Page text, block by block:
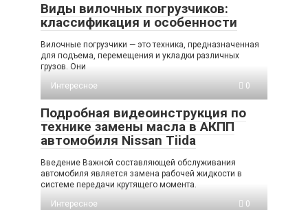
Виды вилочных погрузчиков:
классификация и особенности
Вилочные погрузчики — это техника, предназначенная
для подъема, перемещения и укладки различных
грузов. Они
Интересное
0
Подробная видеоинструкция по
технике замены масла в АКПП
автомобиля Nissan Tiida
Введение Важной составляющей обслуживания
автомобиля является замена рабочей жидкости в
системе передачи крутящего момента.
Интересное
0